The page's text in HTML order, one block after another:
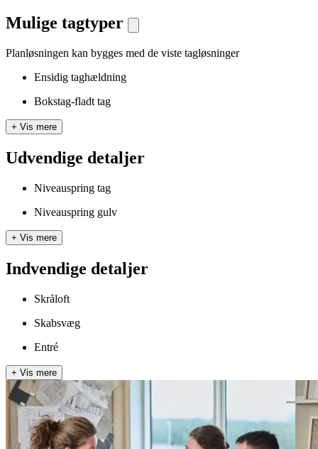
Mulige tagtyper
Planløsningen kan bygges med de viste tagløsninger
Ensidig taghældning
Bokstag-fladt tag
+ Vis mere
Udvendige detaljer
Niveauspring tag
Niveauspring gulv
+ Vis mere
Indvendige detaljer
Skråloft
Skabsvæg
Entré
+ Vis mere